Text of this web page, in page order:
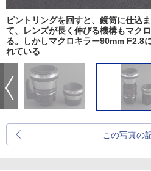
ピントリングを回すと、鏡筒に仕込
て、レンズが長く伸びる機構もマク
る。しかしマクロキラー90mm F2.8
れている
この写真の